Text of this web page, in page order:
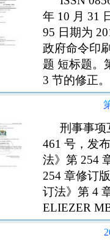
年 10 月 31
95 日期为
政府命令印
题 短标题。
3 节的修正
正。将第 III
刑事事项
461 号，发
法》第 254
254 章修订
订法》第 4
ELIEZER